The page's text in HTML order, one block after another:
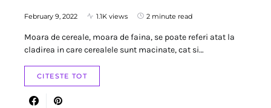
February 9, 2022 1.1K views 2 minute read
Moara de cereale, moara de faina, se poate referi atat la
cladirea in care cerealele sunt macinate, cat si…
CITESTE TOT